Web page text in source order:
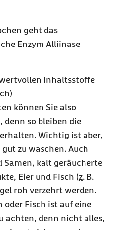
geht das
Enzym Alliinase
Inhaltsstoffe
können Sie also
denn so bleiben die
Wichtig ist aber,
zu waschen. Auch
Samen, kalt geräucherte
Eier und Fisch (z. B.
roh verzehrt werden.
oder Fisch ist auf eine
achten, denn nicht alles,